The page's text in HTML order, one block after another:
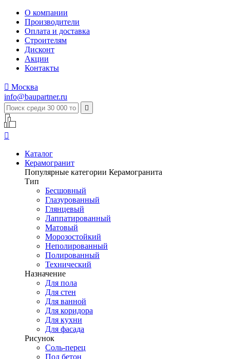
О компании
Производители
Оплата и доставка
Строителям
Дисконт
Акции
Контакты
 Москва
info@baupartner.ru


Каталог
Керамогранит
Популярные категории Керамогранита
Тип
Бесшовный
Глазурованный
Глянцевый
Лаппатированный
Матовый
Морозостойкий
Неполированный
Полированный
Технический
Назначение
Для пола
Для стен
Для ванной
Для коридора
Для кухни
Для фасада
Рисунок
Соль-перец
Под бетон